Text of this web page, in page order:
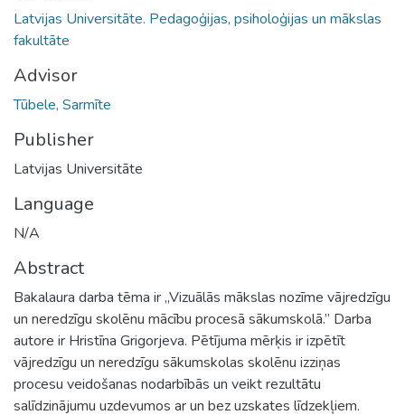
Latvijas Universitāte. Pedagoģijas, psiholoģijas un mākslas
fakultāte
Advisor
Tūbele, Sarmīte
Publisher
Latvijas Universitāte
Language
N/A
Abstract
Bakalaura darba tēma ir „Vizuālās mākslas nozīme vājredzīgu
un neredzīgu skolēnu mācību procesā sākumskolā.” Darba
autore ir Hristīna Grigorjeva. Pētījuma mērķis ir izpētīt
vājredzīgu un neredzīgu sākumskolas skolēnu izziņas
procesu veidošanas nodarbībās un veikt rezultātu
salīdzinājumu uzdevumos ar un bez uzskates līdzekļiem.